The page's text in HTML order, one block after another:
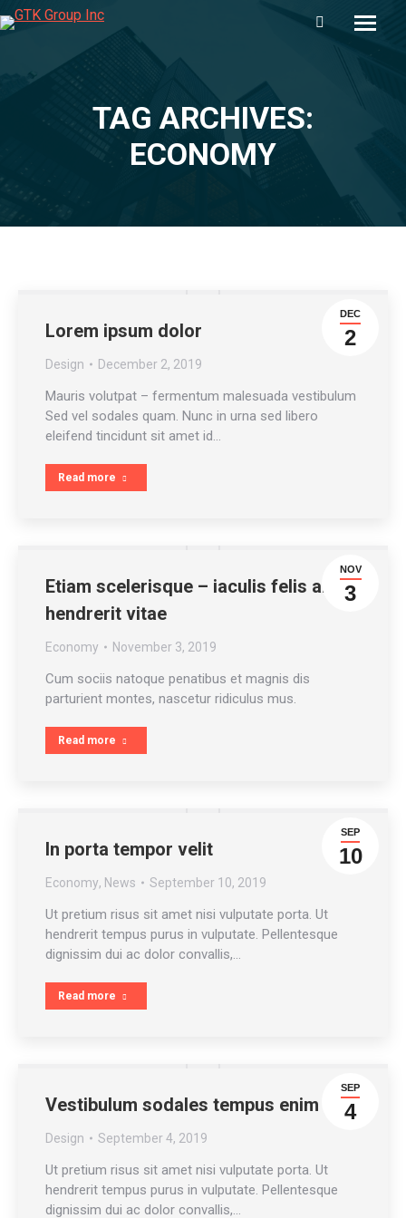
Search:
TAG ARCHIVES:
ECONOMY
DEC
2
Lorem ipsum dolor
Design December 2, 2019
Mauris volutpat – fermentum malesuada vestibulum
Sed vel sodales quam. Nunc in urna sed libero
eleifend tincidunt sit amet id…
Read more
NOV
3
Etiam scelerisque – iaculis felis arcu
hendrerit vitae
Economy November 3, 2019
Cum sociis natoque penatibus et magnis dis
parturient montes, nascetur ridiculus mus.
Read more
SEP
10
In porta tempor velit
Economy, News September 10, 2019
Ut pretium risus sit amet nisi vulputate porta. Ut
hendrerit tempus purus in vulputate. Pellentesque
dignissim dui ac dolor convallis,…
Read more
SEP
4
Vestibulum sodales tempus enim
Design September 4, 2019
Ut pretium risus sit amet nisi vulputate porta. Ut
hendrerit tempus purus in vulputate. Pellentesque
dignissim dui ac dolor convallis,…